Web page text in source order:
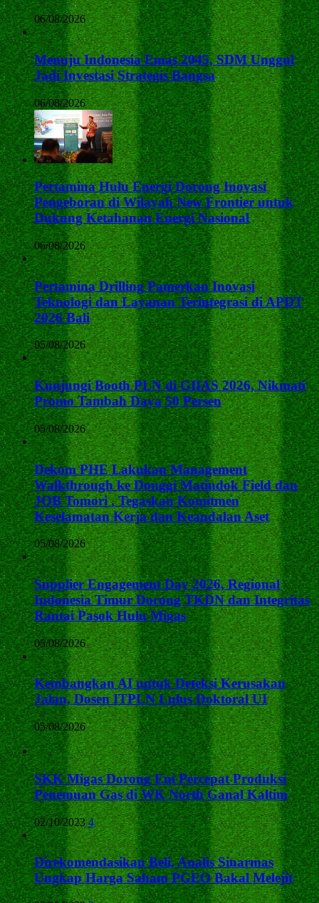
06/08/2026
Menuju Indonesia Emas 2045, SDM Unggul
Jadi Investasi Strategis Bangsa
06/08/2026
Pertamina Hulu Energi Dorong Inovasi
Pengeboran di Wilayah New Frontier untuk
Dukung Ketahanan Energi Nasional
06/08/2026
Pertamina Drilling Pamerkan Inovasi
Teknologi dan Layanan Terintegrasi di APDT
2026 Bali
05/08/2026
Kunjungi Booth PLN di GIIAS 2026, Nikmati
Promo Tambah Daya 50 Persen
05/08/2026
Dekom PHE Lakukan Management
Walkthrough ke Donggi Matindok Field dan
JOB Tomori , Tegaskan Komitmen
Keselamatan Kerja dan Keandalan Aset
05/08/2026
Supplier Engagement Day 2026, Regional
Indonesia Timur Dorong TKDN dan Integritas
Rantai Pasok Hulu Migas
05/08/2026
Kembangkan AI untuk Deteksi Kerusakan
Jalan, Dosen ITPLN Lulus Doktoral UI
05/08/2026
SKK Migas Dorong Eni Percepat Produksi
Penemuan Gas di WK North Ganal Kaltim
02/10/2023 4
Direkomendasikan Beli, Analis Sinarmas
Ungkap Harga Saham PGEO Bakal Melejit